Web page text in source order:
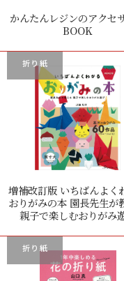
かんたんレジンのアクセ
BOOK
折り紙
増補改訂版 いちばんよく
おりがみの本 園長先生が
親子で楽しむおりがみ
折り紙